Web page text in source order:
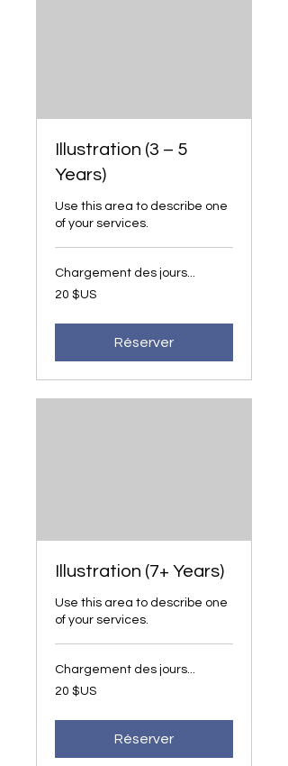
Illustration (3 – 5
Years)
Use this area to describe one
of your services.
Chargement des jours...
20
dollars
20 $US
Réserver
Illustration (7+ Years)
Use this area to describe one
of your services.
Chargement des jours...
20
dollars
20 $US
Réserver